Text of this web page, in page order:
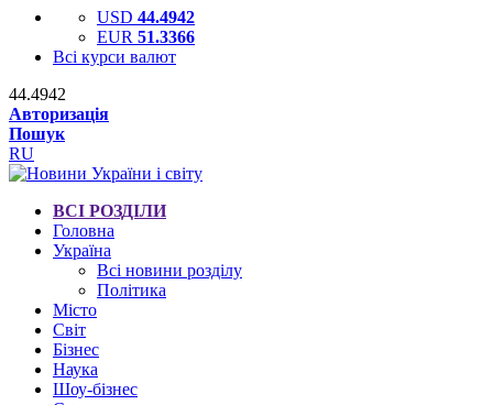
USD 44.4942
EUR 51.3366
Всі курси валют
44.4942
Авторизація
Пошук
RU
ВСІ РОЗДІЛИ
Головна
Україна
Всі новини розділу
Політика
Місто
Світ
Бізнес
Наука
Шоу-бізнес